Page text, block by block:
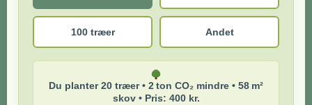
100 træer Andet
Du planter 20 træer • 2 ton CO₂ mindre • 58 m²
skov • Pris: 400 kr.